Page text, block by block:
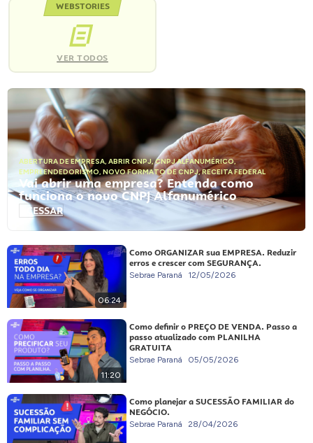
WEBSTORIES
VER TODOS
ABERTURA DE EMPRESA, ABRIR CNPJ,CNPJ ALFANUMÉRICO,
EMPREENDEDORISMO, NOVO FORMATO DE CNPJ,RECEITA FEDERAL
Vai abrir uma empresa? Entenda como
funciona o novo CNPJ Alfanumérico
ACESSAR
06:24
Como ORGANIZAR sua EMPRESA. Reduzir
erros e crescer com SEGURANÇA.
Sebrae Paraná 12/05/2026
11:20
Como definir o PREÇO DE VENDA. Passo a
passo atualizado com PLANILHA
GRATUITA
Sebrae Paraná 05/05/2026
Como planejar a SUCESSÃO FAMILIAR do
NEGÓCIO.
Sebrae Paraná 28/04/2026